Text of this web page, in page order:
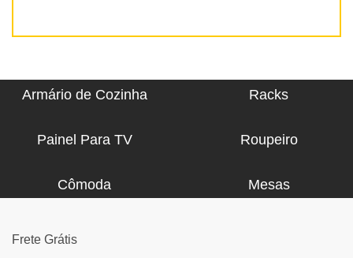
Armário de Cozinha Racks
Painel Para TV Roupeiro
Cômoda Mesas
Frete Grátis